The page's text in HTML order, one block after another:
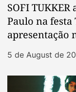
SOFI
Paulo na festa
apresentação
5 de August de